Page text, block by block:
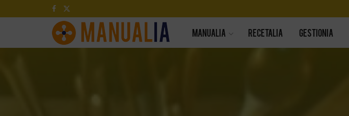
MANUALIA RECETALIA GESTIONIA